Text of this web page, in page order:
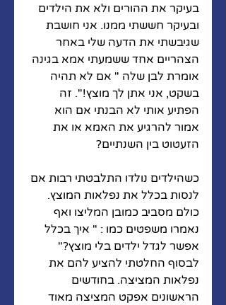
בעיקר את ההורים ולא את הילדים
ובעיקר חששתי ממנו. אני חושבת
שגיבשתי את הדעה שלי באחר
הצהריים אחד ששמעתי אמא בגינה
אומרת לבן שלה " אם לא תהיה
בשקט, אני אתן לך מוצץ!". זה
הפתיע אותי לא הבנתי אם הוא
אמור להרגיע את האמא או את
הזעטוט בין השנתיים?
כשהילדים נולדו התלבטתי רבות אם
לנסות בכלל את נפלאות המוצץ.
כולם מסביב כמובן המליצו ואף
נאמרו משפטים כמו : " איך בכלל
אפשר לגדל ילדים בלי מוצץ?"
לבסוף החלטתי להציע להם את
נפלאות המציצה. בחודשים
הראשונים אפקט המציצה מאוד